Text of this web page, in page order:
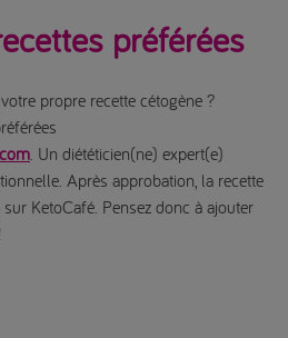
préférées
propre recette cétogène ?
. Un diététicien(ne) expert(e)
Après approbation, la recette
KetoCafé. Pensez donc à ajouter